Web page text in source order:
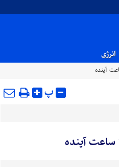
انرژی
پ